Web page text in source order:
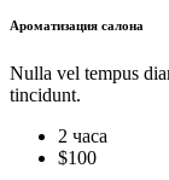
Ароматизация салона
Nulla vel tempus
tincidunt.
2 часа
$100